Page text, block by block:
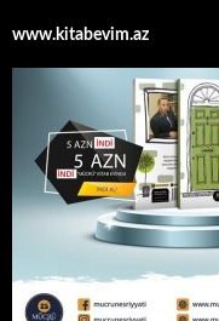
www.kitabevim.az